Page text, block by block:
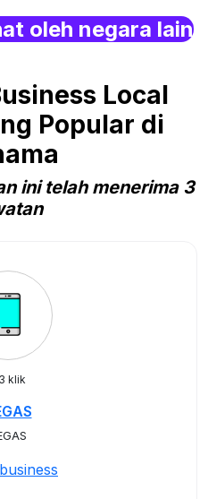
oleh negara lain
Local
Popular di
ini telah menerima 3
klik